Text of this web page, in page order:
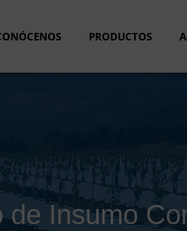
PRODUCTOS
de Insumo